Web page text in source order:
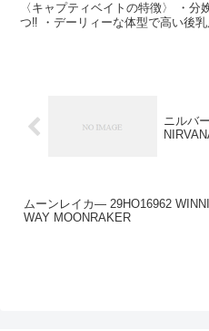
〈キャプティベイトの特徴〉 ・
つ‼ ・デーリィーな体型で高い後
ニルバ
ムーンレイカ― 29HO16962
WAY MOONRAKER